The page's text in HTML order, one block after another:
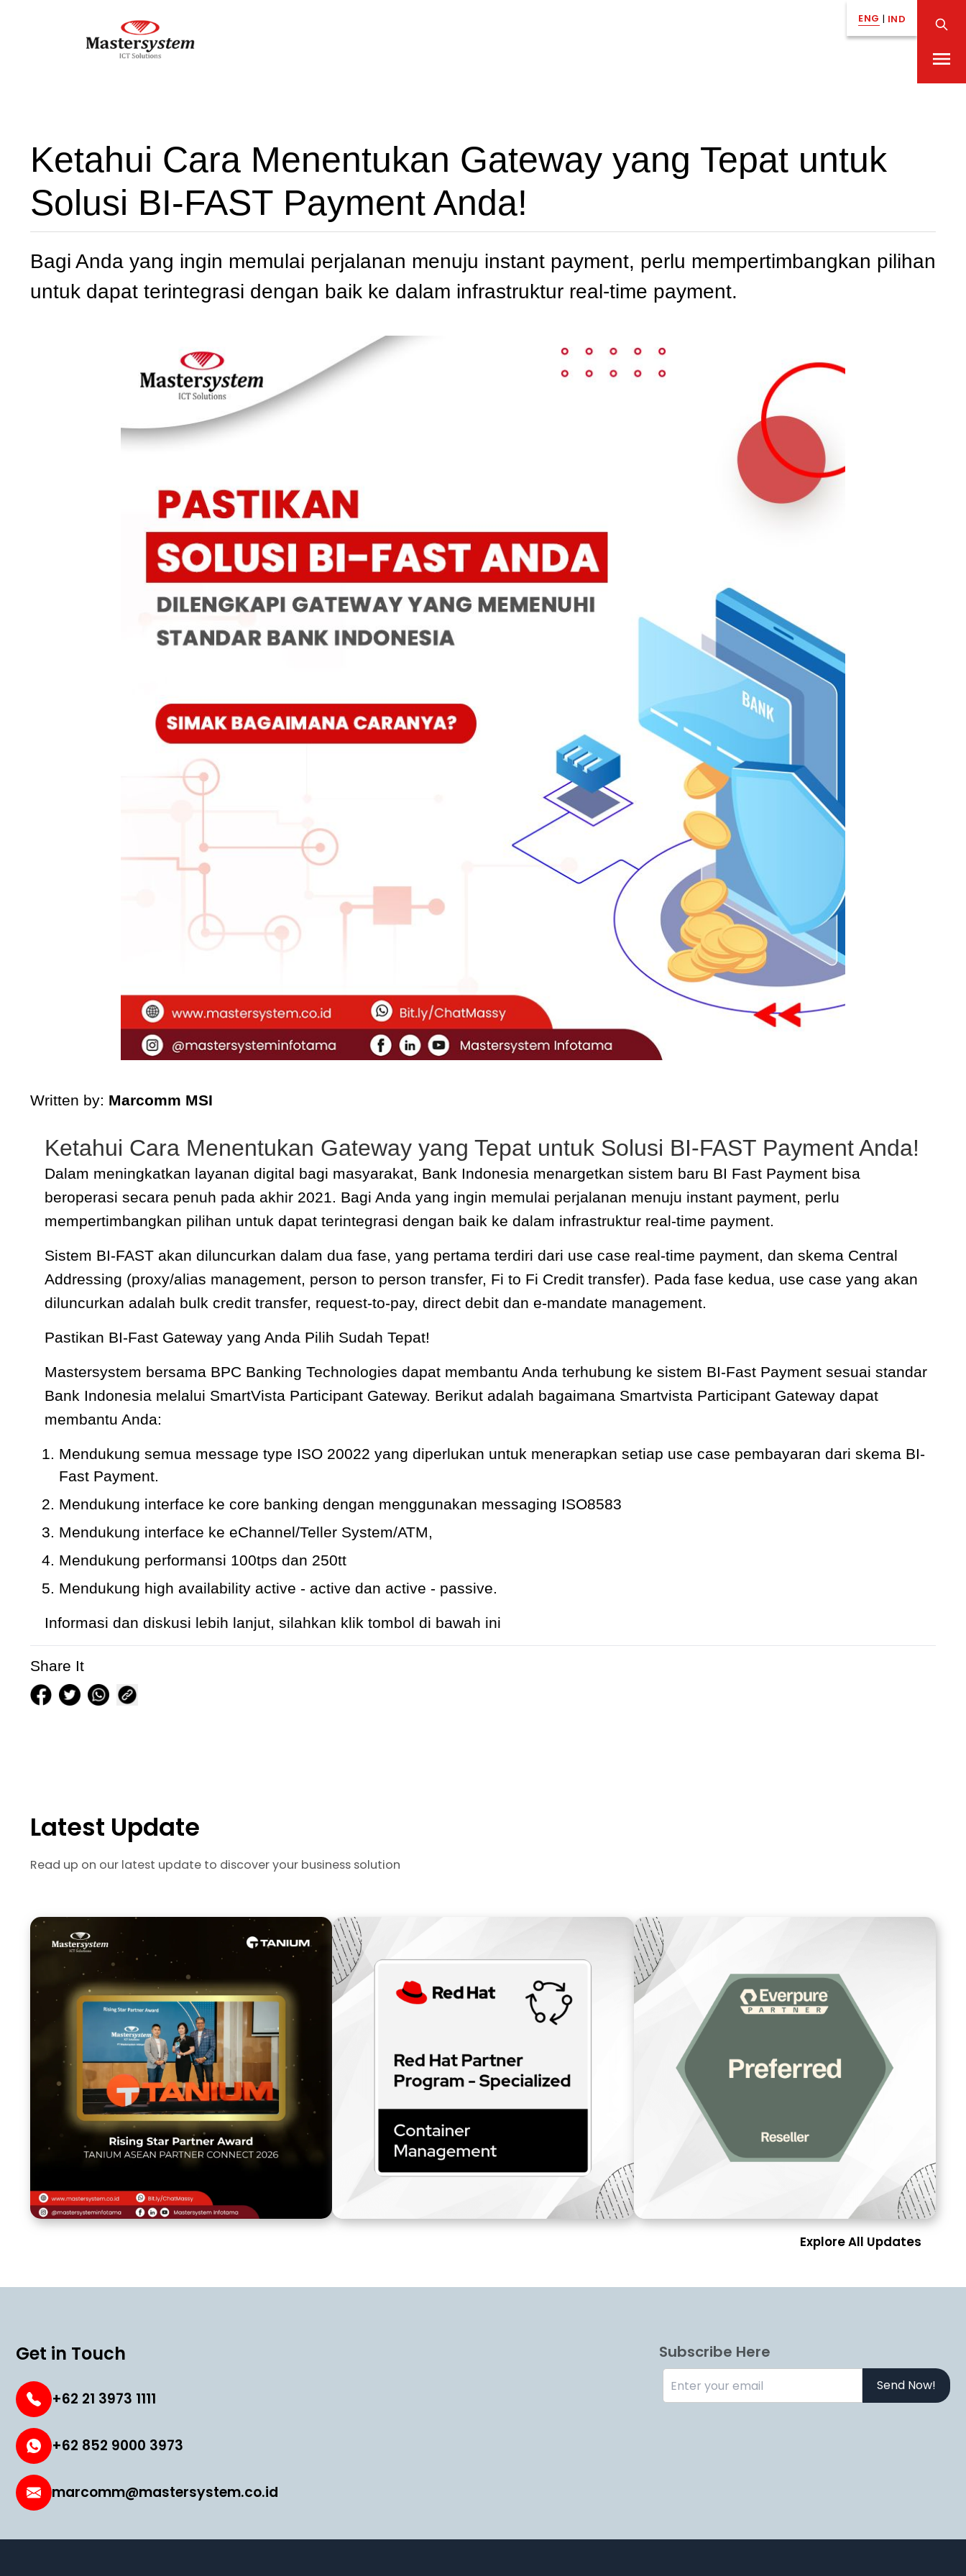
ENG | IND
Ketahui Cara Menentukan Gateway yang Tepat untuk
Solusi BI-FAST Payment Anda!
Bagi Anda yang ingin memulai perjalanan menuju instant payment, perlu mempertimbangkan pilihan
untuk dapat terintegrasi dengan baik ke dalam infrastruktur real-time payment.
Written by: Marcomm MSI
Ketahui Cara Menentukan Gateway yang Tepat untuk Solusi BI-FAST Payment Anda!
Dalam meningkatkan layanan digital bagi masyarakat, Bank Indonesia menargetkan sistem baru BI Fast Payment bisa
beroperasi secara penuh pada akhir 2021. Bagi Anda yang ingin memulai perjalanan menuju instant payment, perlu
mempertimbangkan pilihan untuk dapat terintegrasi dengan baik ke dalam infrastruktur real-time payment.
Sistem BI-FAST akan diluncurkan dalam dua fase, yang pertama terdiri dari use case real-time payment, dan skema Central
Addressing (proxy/alias management, person to person transfer, Fi to Fi Credit transfer). Pada fase kedua, use case yang akan
diluncurkan adalah bulk credit transfer, request-to-pay, direct debit dan e-mandate management.
Pastikan BI-Fast Gateway yang Anda Pilih Sudah Tepat!
Mastersystem bersama BPC Banking Technologies dapat membantu An­­da terhubung ke sistem BI-Fast Payment sesuai standar
Bank Indonesia melalui SmartVista Participant Gateway. Berikut adalah bagaimana Smartvista Participant Gateway dapat
membantu Anda:
Mendukung semua message type ISO 20022 yang diperlukan untuk menerapkan setiap use case pembayaran dari skema BI-
Fast Payment.
Mendukung interface ke core banking dengan menggunakan messaging ISO8583
Mendukung interface ke eChannel/Teller System/ATM,
Mendukung performansi 100tps dan 250tt
Mendukung high availability active - active dan active - passive.
Informasi dan diskusi lebih lanjut, silahkan klik tombol di bawah ini
Share It
Latest Update
Read up on our latest update to discover your business solution
Explore All Updates
Get in Touch
+62 21 3973 1111
+62 852 9000 3973
marcomm@mastersystem.co.id
Subscribe Here
Send Now!